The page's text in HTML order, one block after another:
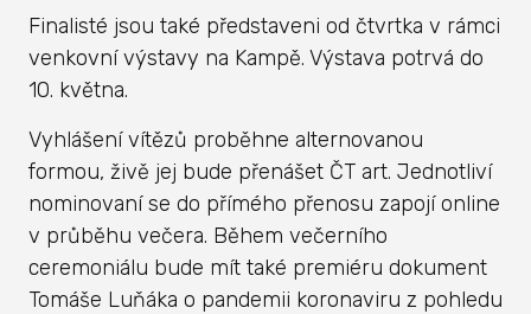
Finalisté jsou také představeni od čtvrtka v rámci
venkovní výstavy na Kampě. Výstava potrvá do
10. května.
Vyhlášení vítězů proběhne alternovanou
formou, živě jej bude přenášet ČT art. Jednotliví
nominovaní se do přímého přenosu zapojí online
v průběhu večera. Během večerního
ceremoniálu bude mít také premiéru dokument
Tomáše Luňáka o pandemii koronaviru z pohledu